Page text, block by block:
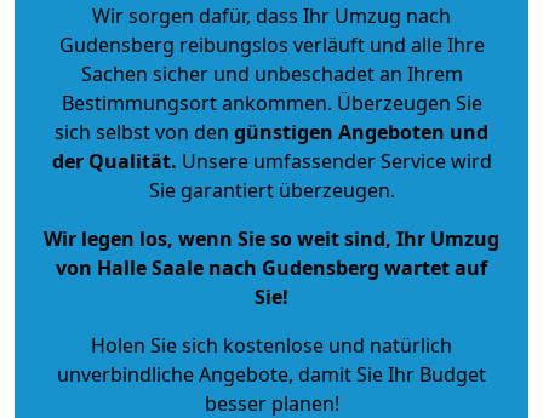
Wir sorgen dafür, dass Ihr Umzug nach
Gudensberg reibungslos verläuft und alle Ihre
Sachen sicher und unbeschadet an Ihrem
Bestimmungsort ankommen. Überzeugen Sie
sich selbst von den günstigen Angeboten und
der Qualität. Unsere umfassender Service wird
Sie garantiert überzeugen.
Wir legen los, wenn Sie so weit sind, Ihr Umzug
von Halle Saale nach Gudensberg wartet auf
Sie!
Holen Sie sich kostenlose und natürlich
unverbindliche Angebote, damit Sie Ihr Budget
besser planen!